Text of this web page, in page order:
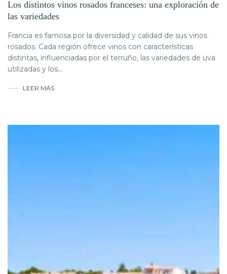
Los distintos vinos rosados ​​franceses: una exploración de
las variedades
Francia es famosa por la diversidad y calidad de sus vinos
rosados. Cada región ofrece vinos con características
distintas, influenciadas por el terruño, las variedades de uva
utilizadas y los...
LEER MÁS